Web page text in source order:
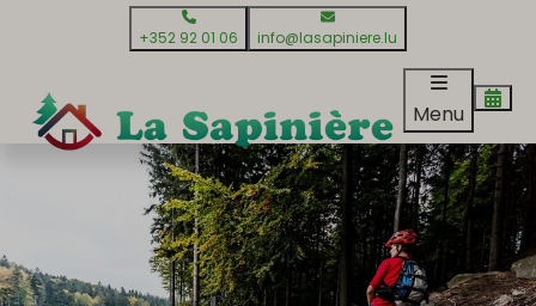
+352 92 01 06 info@lasapiniere.lu
Menu